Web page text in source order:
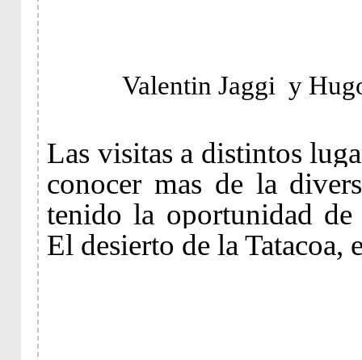
Valentin Jaggi y
Las visitas a distintos
conocer mas de la
tenido la oportunidad
El desierto de la Tatacoa,